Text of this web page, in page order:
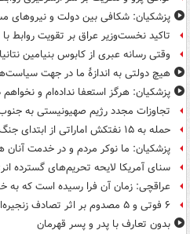
پزشکیان: شکافی بین دولت و نیروهای
تاکید نخست‌وزیر عراق بر تقویت روابط
وقتی رسانه عبری از کابوس بنیامین
هیچ دولتی به اندازۀ ما در جهت
پزشکیان: هرگز استعفا نداده‌ام و نخواهم
تجاوزات مجدد رژیم صهیونیستی به
حمله به ۱۵ نفتکش‌ اماراتی از ابتدای جنگ
پزشکیان: ما نوکر مردم و در خدمت آنان
سنای آمریکا لایحه تحریم‌های گسترده
عراقچی: زمان آن فرا رسیده است که به
۶ فوتی و ۵ مصدوم بر اثر تصادف زنجیره‌ای
بدون تعارف با پدر و پسر قهرمان